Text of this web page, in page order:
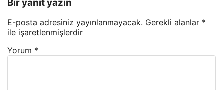
Bir yanıt yazın
E-posta adresiniz yayınlanmayacak. Gerekli alanlar *
ile işaretlenmişlerdir
Yorum *